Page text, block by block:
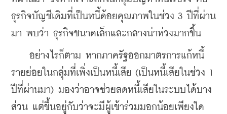
ธุรกิจบัญชีเดิมที่เป็นหนี้ด้อยคุณภาพในช่วง 3 ปีที่ผ่าน
มา พบว่า ธุรกิจขนาดเล็กและกลางน่าห่วงมากขึ้น
อย่างไรก็ตาม หากภาครัฐออกมาตรการแก้หนี้
รายย่อยในกลุ่มที่เพิ่งเป็นหนี้เสีย (เป็นหนี้เสียในช่วง 1
ปีที่ผ่านมา) มองว่าอาจช่วยลดหนี้เสียในระบบได้บาง
ส่วน แต่ขึ้นอยู่กับว่าจะมีผู้เข้าร่วมมอกน้อยเพียงใด